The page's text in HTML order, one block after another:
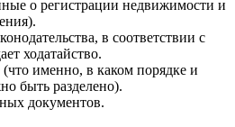
о регистрации недвижимости и
в соответствии с
ходатайство.
именно, в каком порядке и
быть разделено).
документов.